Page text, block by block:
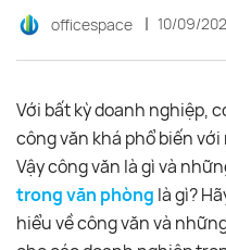
officespace 10/09/
Với bất kỳ doanh nghiệp,
công văn khá phổ biến
Vậy công văn là gì và
trong văn phòng là gì?
hiểu về công văn và